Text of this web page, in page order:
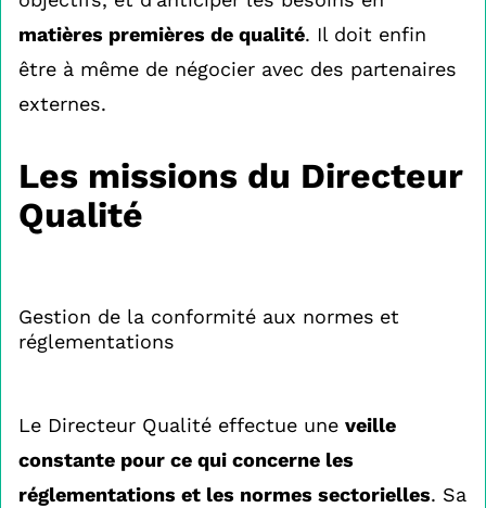
matières premières de qualité. Il doit enfin
être à même de négocier avec des partenaires
externes.
Les missions du Directeur
Qualité
Gestion de la conformité aux normes et
réglementations
Le Directeur Qualité effectue une veille
constante pour ce qui concerne les
réglementations et les normes sectorielles. Sa